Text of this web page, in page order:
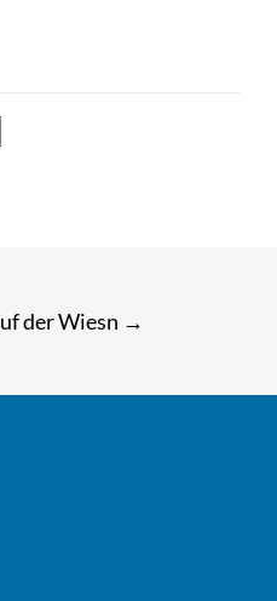
der Wiesn →